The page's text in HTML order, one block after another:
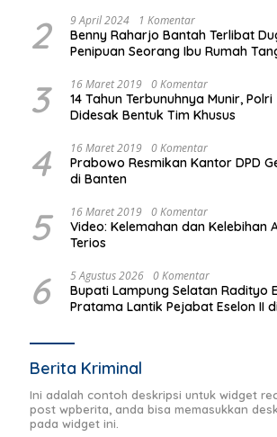
2 9 April 2024 1 Komentar
Benny Raharjo Bantah Terlibat
Penipuan Seorang Ibu Rumah
3 16 Maret 2019 0 Komentar
14 Tahun Terbunuhnya Munir, Polri
Didesak Bentuk Tim Khusus
4 16 Maret 2019 0 Komentar
Prabowo Resmikan Kantor DPD
di Banten
5 16 Maret 2019 0 Komentar
Video: Kelemahan dan Kelebihan
Terios
6 5 Agustus 2026 0 Komentar
Bupati Lampung Selatan Radityo
Pratama Lantik Pejabat Eselon II
Berita Kriminal
Ini adalah contoh deskripsi untuk widget
post wpberita, anda bisa memasukkan
pada widget ini.